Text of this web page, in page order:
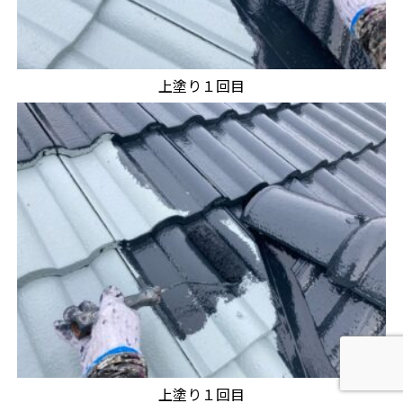
上塗り１回目
上塗り１回目